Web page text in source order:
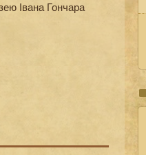
Івана Гончара